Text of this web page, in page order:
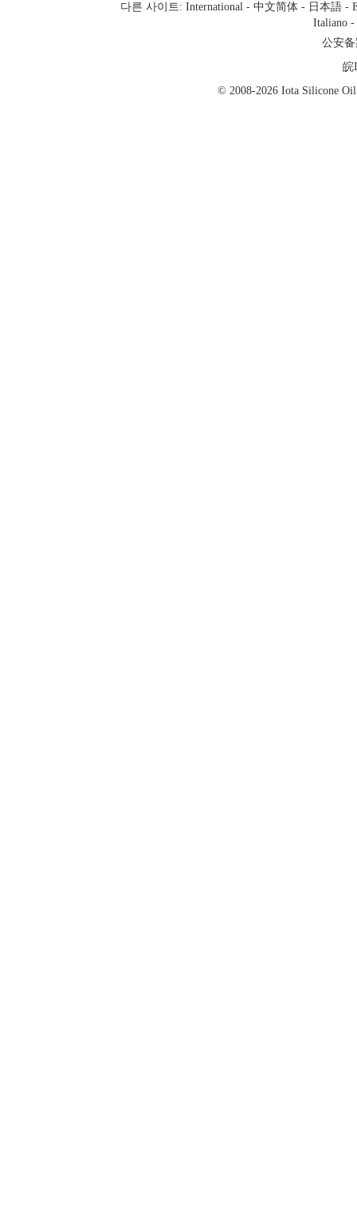
다른 사이트: International- 中文简体- 日本語-
Italiano-
公安备
皖
© 2008-2026 Iota Silicone